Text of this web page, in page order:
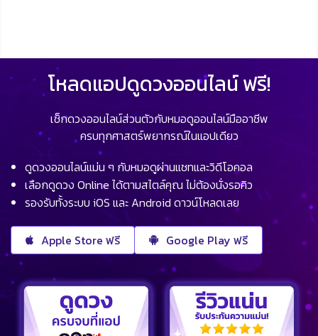
โหลดแอปดูดวงออนไลน์ ฟรี!
เช็กดวงออนไลน์ส่วนตัวกับหมอดูออนไลน์มืออาชีพ
ครบทุกศาสตร์พยากรณ์ในแอปเดียว
ดูดวงออนไลน์แม่น ๆ กับหมอดูผ่านแชทและวิดีโอคอล
เลือกดูดวง Online ได้ตามสไตล์คุณ ไม่ต้องนั่งรอคิว
รองรับทั้งระบบ iOS และ Android ดาวน์โหลดเลย
Apple Store ฟรี Google Play ฟรี